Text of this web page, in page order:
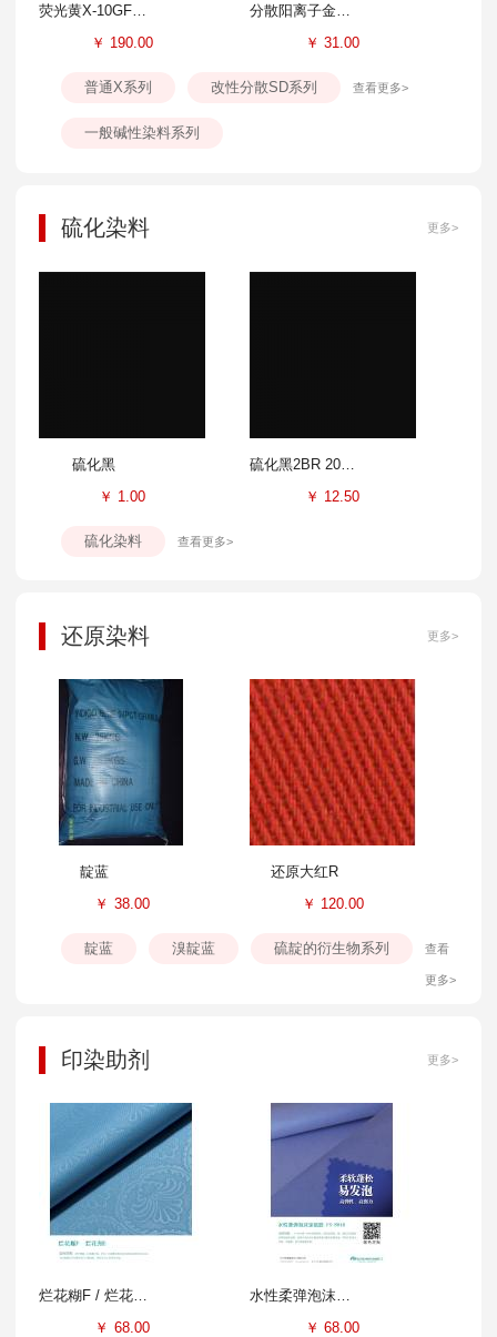
荧光黄X-10GFF 300%
￥ 190.00
分散阳离子金黄SD-GL 100%
￥ 31.00
普通X系列 改性分散SD系列
一般碱性染料系列
查看更多>
硫化染料 更多>
硫化黑
￥ 1.00
硫化黑2BR 200%
￥ 12.50
硫化染料 查看更多>
还原染料 更多>
靛蓝
￥ 38.00
还原大红R
￥ 120.00
靛蓝 溴靛蓝 硫靛的衍生物系列 查看
更多>
印染助剂 更多>
烂花糊F / 烂花剂E
￥ 68.00
水性柔弹泡沫涂层胶FS-804B
￥ 68.00